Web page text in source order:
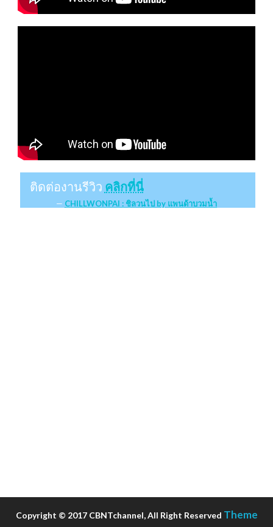
ติดต่องานรีวิว คลิกที่นี่
CHILLWONPAI : ชิลวนไป by แพนด้าบวมน้ำ
Copyright © 2017 CBNTchannel, All Right Reserved Theme